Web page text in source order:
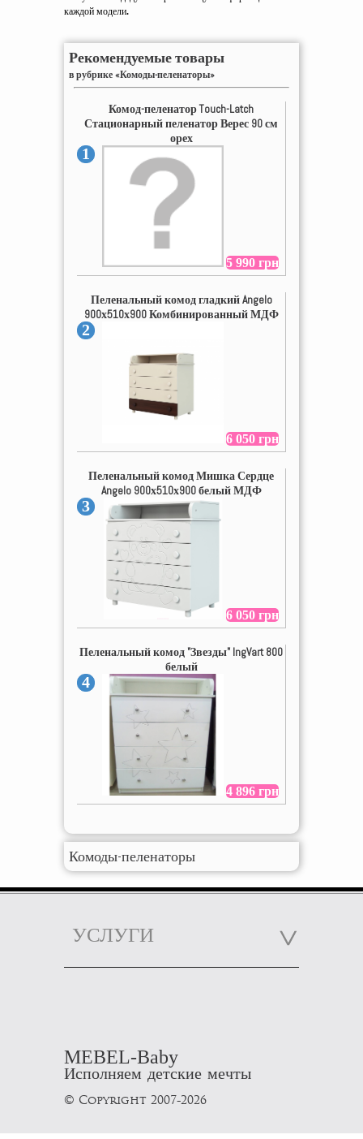
каждой модели.
Рекомендуемые товары
в рубрике «Комоды-пеленаторы»
Комод-пеленатор Touch-Latch
Стационарный пеленатор Верес 90 см
орех
1
5 990 грн
Пеленальный комод гладкий Angelo
900х510х900 Комбинированный МДФ
2
6 050 грн
Пеленальный комод Мишка Сердце
Angelo 900х510х900 белый МДФ
3
6 050 грн
Пеленальный комод "Звезды" IngVart 800
белый
4
4 896 грн
Комоды-пеленаторы
УСЛУГИ
MEBEL-Baby
Исполняем детские мечты
© Copyright 2007-2026